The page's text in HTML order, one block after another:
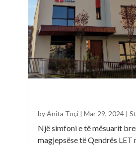
Një simfoni e të mësuarit
magjepsëse të Qendrës LET
byAnita Toçi| Mar 29, 2024|